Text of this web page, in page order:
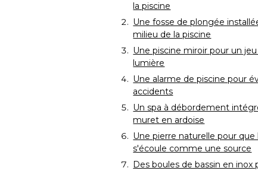
la piscine
Une fosse de plongée
milieu de la piscine
Une piscine miroir pour un
lumière
Une alarme de piscine pour
accidents
Un spa à débordement
muret en ardoise
Une pierre naturelle pour que
s'écoule comme une source
Des boules de bassin en inox